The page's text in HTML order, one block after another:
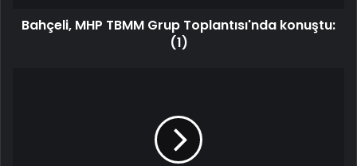
Bahçeli, MHP TBMM Grup Toplantısı'nda konuştu:
(1)